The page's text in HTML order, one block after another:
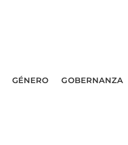
GÉNERO GOBERNANZA